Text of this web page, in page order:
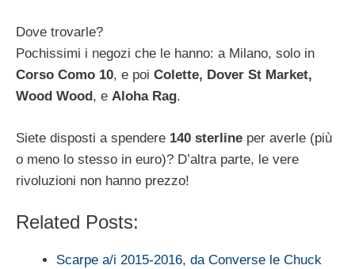
Dove trovarle?
Pochissimi i negozi che le hanno: a Milano, solo in
Corso Como 10, e poi Colette, Dover St Market,
Wood Wood , e Aloha Rag.
Siete disposti a spendere 140 sterline per averle (più
o meno lo stesso in euro)? D’altra parte, le vere
rivoluzioni non hanno prezzo!
Related Posts:
Scarpe a/i 2015-2016, da Converse le Chuck